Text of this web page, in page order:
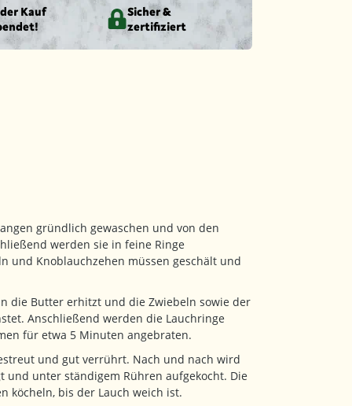
Kauf
Sicher &
zertifiziert
gründlich gewaschen und von den
werden sie in feine Ringe
und Knoblauchzehen müssen geschält und
die Butter erhitzt und die Zwiebeln sowie der
Anschließend werden die Lauchringe
für etwa 5 Minuten angebraten.
und gut verrührt. Nach und nach wird
und unter ständigem Rühren aufgekocht. Die
köcheln, bis der Lauch weich ist.